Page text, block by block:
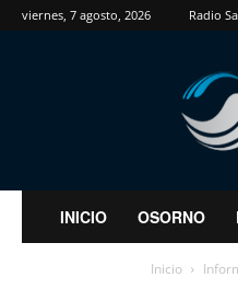
viernes, 7 agosto, 2026 Radio
INICIO OSORNO
Inicio